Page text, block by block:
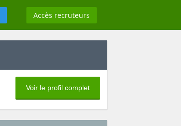
Accès recruteurs
Voir le profil complet